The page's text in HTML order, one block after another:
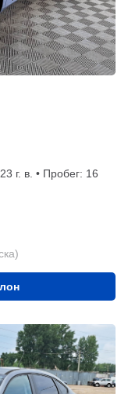
г. в. • Пробег: 16